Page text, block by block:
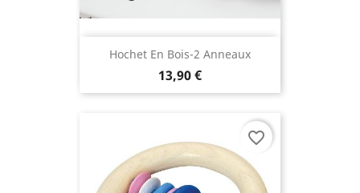
Hochet En Bois-2 Anneaux
13,90 €
favorite_border